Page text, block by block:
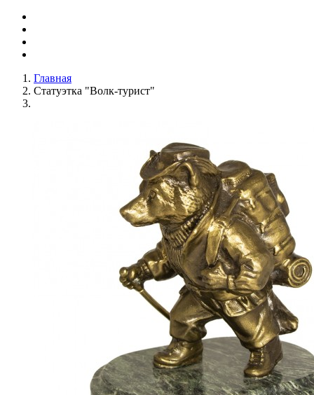
Главная
Статуэтка "Волк-турист"